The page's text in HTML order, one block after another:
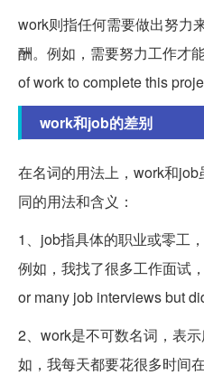
work则指任何需要做出努力
酬。例如，需要努力工作才
of work to complete this
work和job的差别
在名词的用法上，work和
同的用法和含义：
1、job指具体的职业或零工
例如，我找了很多工作面试
or many job interviews but
2、work是不可数名词，表
如，我每天都要花很多时间